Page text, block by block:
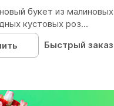
букет из малиновых
кустовых роз...
Быстрый заказ